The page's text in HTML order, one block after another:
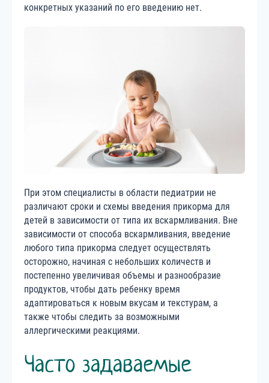
конкретных указаний по его введению нет.
При этом специалисты в области педиатрии не
различают сроки и схемы введения прикорма для
детей в зависимости от типа их вскармливания. Вне
зависимости от способа вскармливания, введение
любого типа прикорма следует осуществлять
осторожно, начиная с небольших количеств и
постепенно увеличивая объемы и разнообразие
продуктов, чтобы дать ребенку время
адаптироваться к новым вкусам и текстурам, а
также чтобы следить за возможными
аллергическими реакциями.
Часто задаваемые